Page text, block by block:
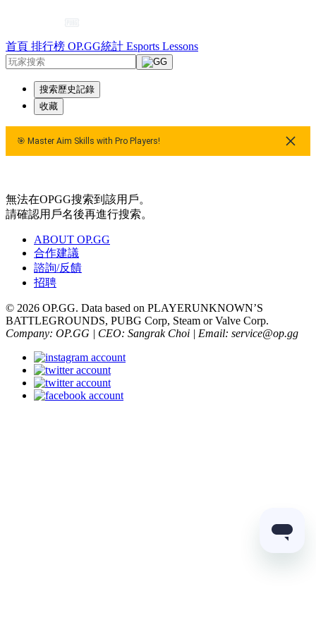
首頁 排行榜 OP.GG統計 Esports Lessons
搜索歷史記錄
收藏
🎯 Master Aim Skills with Pro Players!
無法在OPGG搜索到該用戶。
請確認用戶名後再進行搜索。
ABOUT OP.GG
合作建議
諮詢/反饋
招聘
© 2026 OP.GG. Data based on PLAYERUNKNOWN’S
BATTLEGROUNDS, PUBG Corp, Steam or Valve Corp.
Company: OP.GG | CEO: Sangrak Choi | Email: service@op.gg